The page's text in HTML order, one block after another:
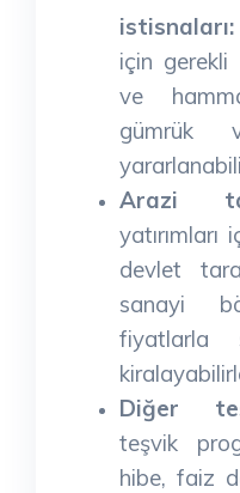
istisnaları:
için gerekli
ve
gümrük
Arazi
devlet
sanayi
fiyatlarla
Diğer
teşvik
hibe, faiz